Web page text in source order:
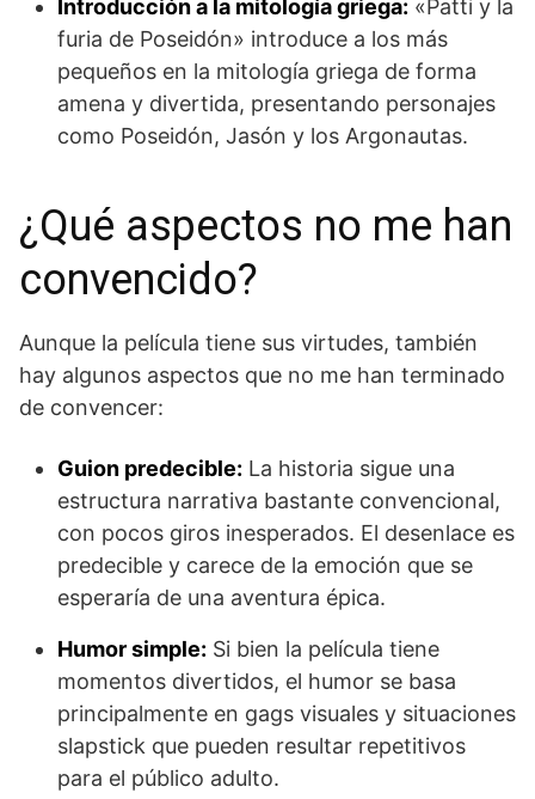
Introducción a la mitología griega: «Patti y la
furia de Poseidón» introduce a los más
pequeños en la mitología griega de forma
amena y divertida, presentando personajes
como Poseidón, Jasón y los Argonautas.
¿Qué aspectos no me han
convencido?
Aunque la película tiene sus virtudes, también
hay algunos aspectos que no me han terminado
de convencer:
Guion predecible: La historia sigue una
estructura narrativa bastante convencional,
con pocos giros inesperados. El desenlace es
predecible y carece de la emoción que se
esperaría de una aventura épica.
Humor simple: Si bien la película tiene
momentos divertidos, el humor se basa
principalmente en gags visuales y situaciones
slapstick que pueden resultar repetitivos
para el público adulto.